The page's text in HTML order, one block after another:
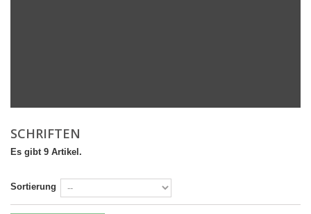
SCHRIFTEN
Es gibt 9 Artikel.
Sortierung